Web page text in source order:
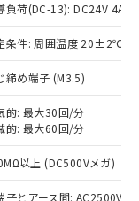
負荷(DC-13): DC24V 4A/
条件: 周囲温度 20±2℃、
締め端子 (M3.5)
的: 最大30回/分
的: 最大60回/分
以上 (DC500Vメガ)
子とアース間: AC2500V
意のうえ
事業取扱
準価格
もので
中には、
品もある
物質）の
を出す予
物質）の
認中の
。
品として
合などや
国RoHSの
。
RoHSの
す。